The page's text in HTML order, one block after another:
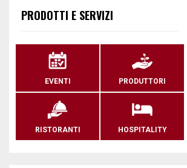
PRODOTTI E SERVIZI
EVENTI PRODUTTORI
RISTORANTI HOSPITALITY